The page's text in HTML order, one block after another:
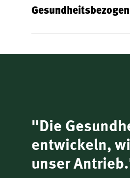
traditionsreichsten
"Die
entwickeln,
unser